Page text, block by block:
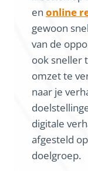
en online
gewoon
van de
ook sneller
omzet te
naar je
digitale
afgesteld
doelgroep.